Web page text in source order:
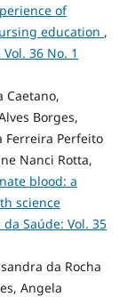
of
education ,
36 No. 1
Caetano,
Borges,
Ferreira Perfeito
Nanci Rotta,
blood: a
science
Saúde: Vol. 35
da Rocha
Angela